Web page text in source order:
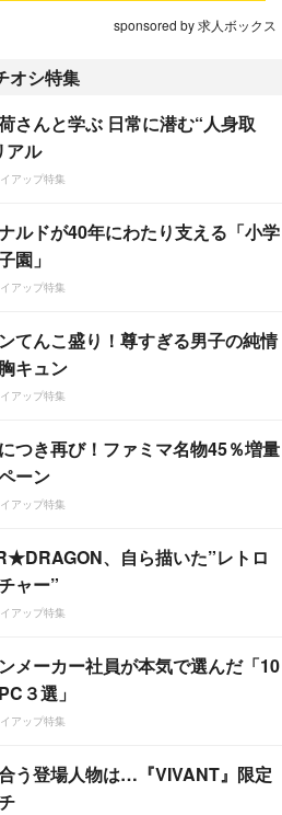
sponsored by 求人ボックス
オシ特集
さんと学ぶ 日常に潜む“人身取
アル
アップ特集
ルドが40年にわたり支える「小学
園」
アップ特集
てんこ盛り！尊すぎる男子の純情
キュン
アップ特集
つき再び！ファミマ名物45％増量
ーン
アップ特集
、自ら描いた”レトロ
ャー”
アップ特集
メーカー社員が本気で選んだ「10
３選」
アップ特集
う登場人物は…『VIVANT』限定